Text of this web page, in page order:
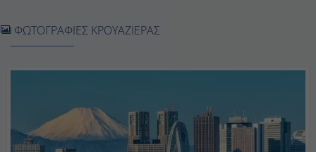
Μπούσαν, Νότια Κορέα
Ημέρα 7η
ΦΩΤΟΓΡΑΦΙΕΣ ΚΡΟΥΑΖΙΕΡΑΣ